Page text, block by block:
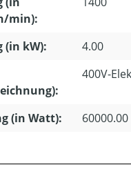
min):
kW):
4.00
400V-
(in Watt): 60000.00